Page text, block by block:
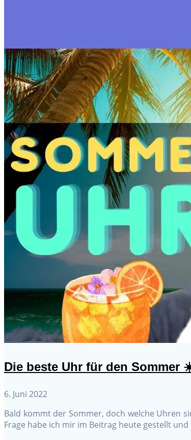
Die beste Uhr für den
6. Juni 2022
Bald kommt der Sommer, doch welche Uhren
Frage habe ich mir im Beitrag heute gestellt